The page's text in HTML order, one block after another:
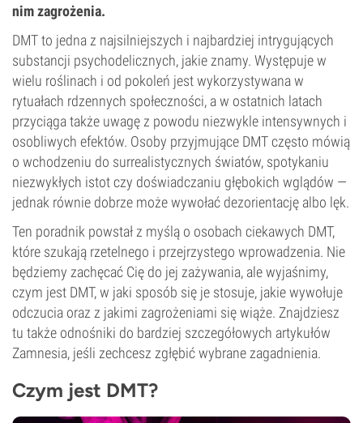
nim zagrożenia.
DMT to jedna z najsilniejszych i najbardziej intrygujących
substancji psychodelicznych, jakie znamy. Występuje w
wielu roślinach i od pokoleń jest wykorzystywana w
rytuałach rdzennych społeczności, a w ostatnich latach
przyciąga także uwagę z powodu niezwykle intensywnych i
osobliwych efektów. Osoby przyjmujące DMT często mówią
o wchodzeniu do surrealistycznych światów, spotykaniu
niezwykłych istot czy doświadczaniu głębokich wglądów —
jednak równie dobrze może wywołać dezorientację albo lęk.
Ten poradnik powstał z myślą o osobach ciekawych DMT,
które szukają rzetelnego i przejrzystego wprowadzenia. Nie
będziemy zachęcać Cię do jej zażywania, ale wyjaśnimy,
czym jest DMT, w jaki sposób się je stosuje, jakie wywołuje
odczucia oraz z jakimi zagrożeniami się wiąże. Znajdziesz
tu także odnośniki do bardziej szczegółowych artykułów
Zamnesia, jeśli zechcesz zgłębić wybrane zagadnienia.
Czym jest DMT?